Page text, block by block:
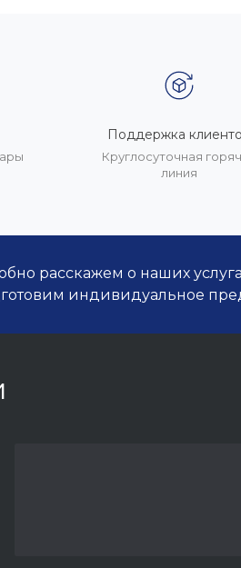
Поддержка
Круглосуточная
линия
расскажем о наших
индивидуальное